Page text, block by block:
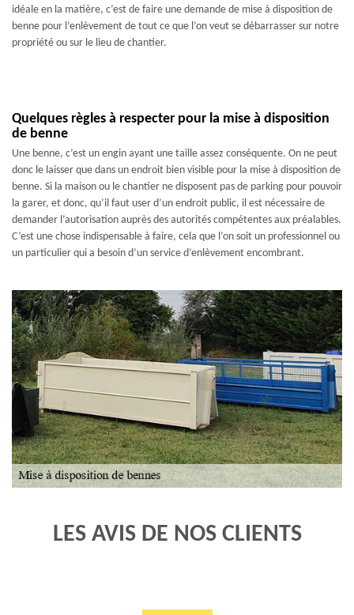
idéale en la matière, c’est de faire une demande de mise à disposition de
benne pour l’enlèvement de tout ce que l’on veut se débarrasser sur notre
propriété ou sur le lieu de chantier.
Quelques règles à respecter pour la mise à disposition
de benne
Une benne, c’est un engin ayant une taille assez conséquente. On ne peut
donc le laisser que dans un endroit bien visible pour la mise à disposition de
benne. Si la maison ou le chantier ne disposent pas de parking pour pouvoir
la garer, et donc, qu’il faut user d’un endroit public, il est nécessaire de
demander l’autorisation auprès des autorités compétentes aux préalables.
C’est une chose indispensable à faire, cela que l’on soit un professionnel ou
un particulier qui a besoin d’un service d’enlèvement encombrant.
LES AVIS DE NOS CLIENTS